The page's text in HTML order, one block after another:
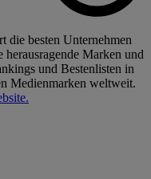
die besten Unternehmen
Marken und
und Bestenlisten in
Medienmarken weltweit.